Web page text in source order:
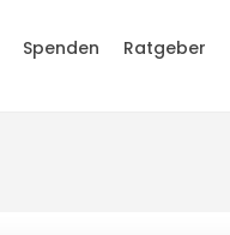
Spenden Ratgeber